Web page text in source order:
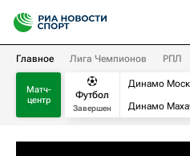
Главное Лига Чемпионов РПЛ
Матч-
центр
Футбол
Завершен
Динамо
Динамо